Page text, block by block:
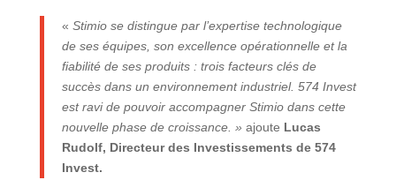
« Stimio se distingue par l’expertise technologique
de ses équipes, son excellence opérationnelle et la
fiabilité de ses produits : trois facteurs clés de
succès dans un environnement industriel. 574 Invest
est ravi de pouvoir accompagner Stimio dans cette
nouvelle phase de croissance. » ajoute Lucas
Rudolf, Directeur des Investissements de 574
Invest.